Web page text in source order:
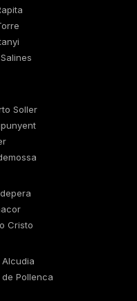
Soller
Cristo
Alcudia
de Pollenca